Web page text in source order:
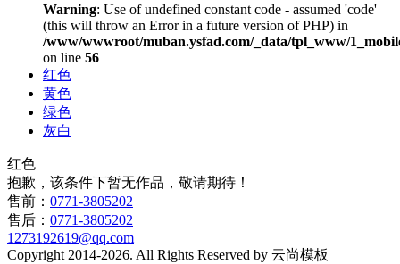
Warning: Use of undefined constant code - assumed 'code'
(this will throw an Error in a future version of PHP) in
/www/wwwroot/muban.ysfad.com/_data/tpl_www/
on line 56
红色
黄色
绿色
灰白
红色
抱歉，该条件下暂无作品，敬请期待！
售前： 0771-3805202
售后： 0771-3805202
1273192619@qq.com
Copyright 2014-2026. All Rights Reserved by 云尚模板